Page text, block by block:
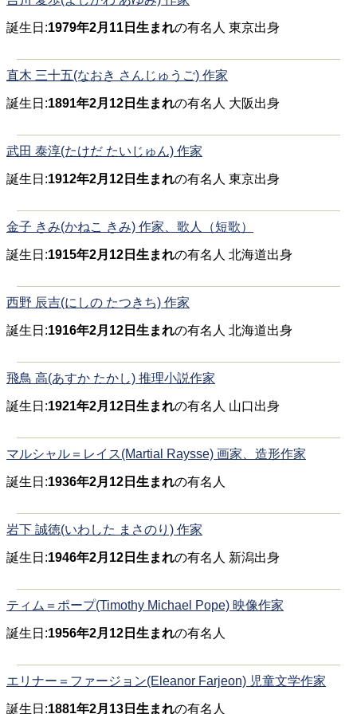
誕生日:1979年2月11日生まれの有名人 東京出身
直木 三十五(なおき さんじゅうご) 作家
誕生日:1891年2月12日生まれの有名人 大阪出身
武田 泰淳(たけだ たいじゅん) 作家
誕生日:1912年2月12日生まれの有名人 東京出身
金子 きみ(かねこ きみ) 作家、歌人（短歌）
誕生日:1915年2月12日生まれの有名人 北海道出身
西野 辰吉(にしの たつきち) 作家
誕生日:1916年2月12日生まれの有名人 北海道出身
飛鳥 高(あすか たかし) 推理小説作家
誕生日:1921年2月12日生まれの有名人 山口出身
マルシャル＝レイス(Martial Raysse) 画家、造形作家
誕生日:1936年2月12日生まれの有名人
岩下 誠徳(いわした まさのり) 作家
誕生日:1946年2月12日生まれの有名人 新潟出身
ティム＝ポープ(Timothy Michael Pope) 映像作家
誕生日:1956年2月12日生まれの有名人
エリナー＝ファージョン(Eleanor Farjeon) 児童文学作家
誕生日:1881年2月13日生まれの有名人